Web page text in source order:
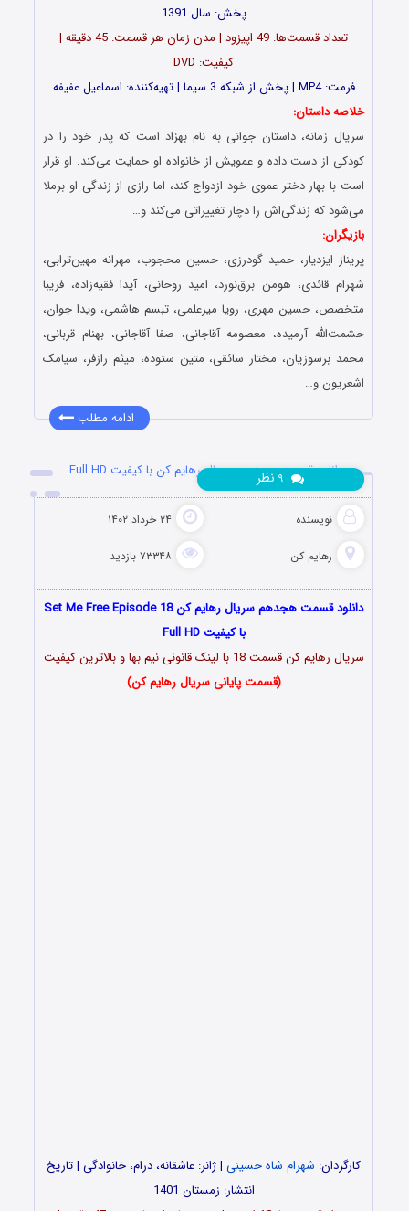
پخش: سال 1391
تعداد قسمت‌ها: 49 اپیزود | مدن زمان هر قسمت: 45 دقیقه |
کیفیت: DVD
فرمت: MP4 | پخش از شبکه 3 سیما | تهیه‌کننده: اسماعیل عفیفه
خلاصه داستان:
سریال زمانه، داستان جوانی به نام بهزاد است که پدر خود را در
کودکی از دست داده و عمویش از خانواده او حمایت می‌کند. او قرار
است با بهار دختر عموی خود ازدواج ‌کند، اما رازی از زندگی او برملا
می‌شود که زندگی‌اش را دچار تغییراتی می‌کند و…
بازیگران:
پریناز ایزدیار، حمید گودرزی، حسین محجوب، مهرانه مهین‌ترابی،
شهرام قائدی، هومن برق‌نورد، امید روحانی، آیدا فقیه‌زاده، فریبا
متخصص، حسین مهری، رویا میرعلمی، تبسم هاشمی، ویدا جوان،
حشمت‌الله آرمیده، معصومه آقاجانی، صفا آقاجانی، بهنام قربانی،
محمد برسوزیان، مختار سائقی، متین ستوده، میثم رازفر، سیامک
اشعریون و…
ادامه مطلب
دانلود قسمت هجدهم سریال رهایم کن با کیفیت Full HD
نویسنده ۲۴ خرداد ۱۴۰۲
رهایم کن ۷۳۳۴۸ بازدید
نظر
دانلود قسمت هجدهم سریال رهایم کن Set Me Free Episode 18
با کیفیت Full HD
سریال رهایم کن قسمت 18 با لینک قانونی نیم بها و بالاترین کیفیت
(قسمت پایانی سریال رهایم کن)
کارگردان: شهرام شاه حسینی | ژانر: عاشقانه، درام، خانوادگی | تاریخ
انتشار: زمستان 1401